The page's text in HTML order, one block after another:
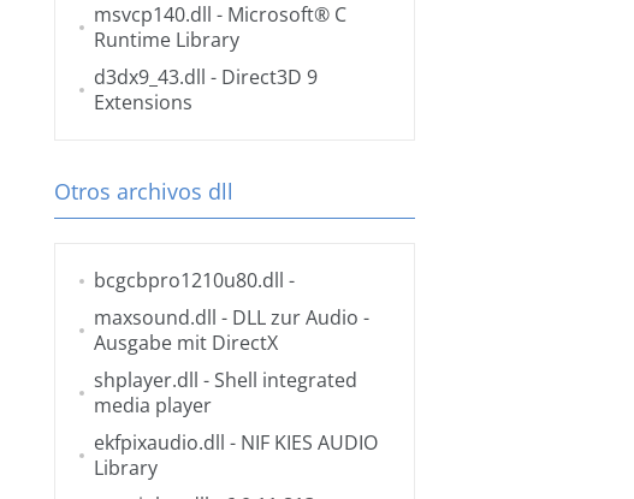
msvcp140.dll - Microsoft® C
Runtime Library
d3dx9_43.dll - Direct3D 9
Extensions
Otros archivos dll
bcgcbpro1210u80.dll -
maxsound.dll - DLL zur Audio -
Ausgabe mit DirectX
shplayer.dll - Shell integrated
media player
ekfpixaudio.dll - NIF KIES AUDIO
Library